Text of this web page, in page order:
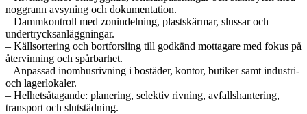
noggrann avsyning och dokumentation.
– Dammkontroll med zonindelning, plastskärmar, slussar och
undertrycksanläggningar.
– Källsortering och bortforsling till godkänd mottagare med fokus på
återvinning och spårbarhet.
– Anpassad inomhusrivning i bostäder, kontor, butiker samt industri-
och lagerlokaler.
– Helhetsåtagande: planering, selektiv rivning, avfallshantering,
transport och slutstädning.